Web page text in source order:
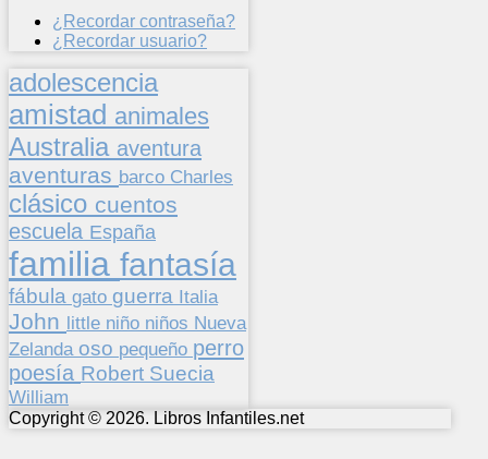
¿Recordar contraseña?
¿Recordar usuario?
adolescencia
amistad animales
Australia aventura
aventuras barco Charles
clásico cuentos
escuela España
familia fantasía
fábula gato guerra Italia
John little niño niños Nueva
Zelanda oso pequeño perro
poesía Robert Suecia
William
Copyright © 2026. Libros Infantiles.net